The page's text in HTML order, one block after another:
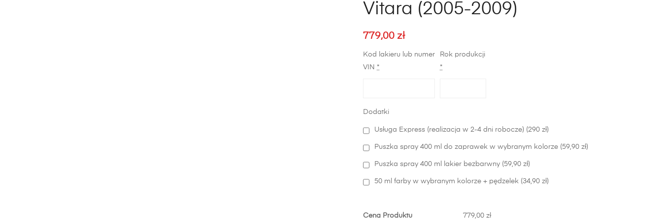
Vitara (2005-2009)
779,00 zł
Kod lakieru lub numer
VIN *
Rok produkcji
*
Dodatki
Usługa Express (realizacja w 2-4 dni robocze) (290 zł)
Puszka spray 400 ml do zaprawek w wybranym kolorze (59,90 zł)
Puszka spray 400 ml lakier bezbarwny (59,90 zł)
50 ml farby w wybranym kolorze + pędzelek (34,90 zł)
Cena Produktu 779,00 zł